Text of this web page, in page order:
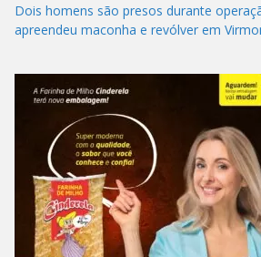
Dois homens são presos durante
apreendeu maconha e revólver em